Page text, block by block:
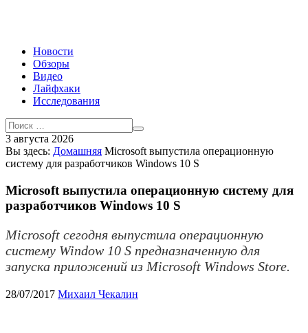
Новости
Обзоры
Видео
Лайфхаки
Исследования
3 августа 2026
Вы здесь: Домашняя Microsoft выпустила операционную
систему для разработчиков Windows 10 S
Microsoft выпустила операционную систему для
разработчиков Windows 10 S
Microsoft сегодня выпустила операционную
систему Window 10 S предназначенную для
запуска приложений из Microsoft Windows Store.
28/07/2017 Михаил Чекалин